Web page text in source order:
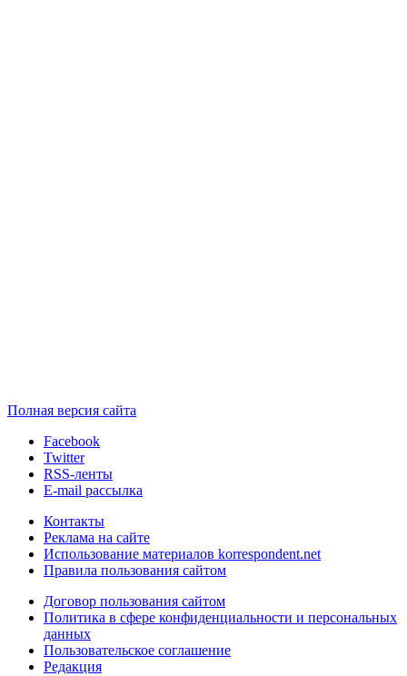
Полная версия сайта
Facebook
Twitter
RSS-ленты
E-mail рассылка
Контакты
Реклама на сайте
Использование материалов korrespondent.net
Правила пользования сайтом
Договор пользования сайтом
Политика в сфере конфиденциальности и персональных
данных
Пользовательское соглашение
Редакция